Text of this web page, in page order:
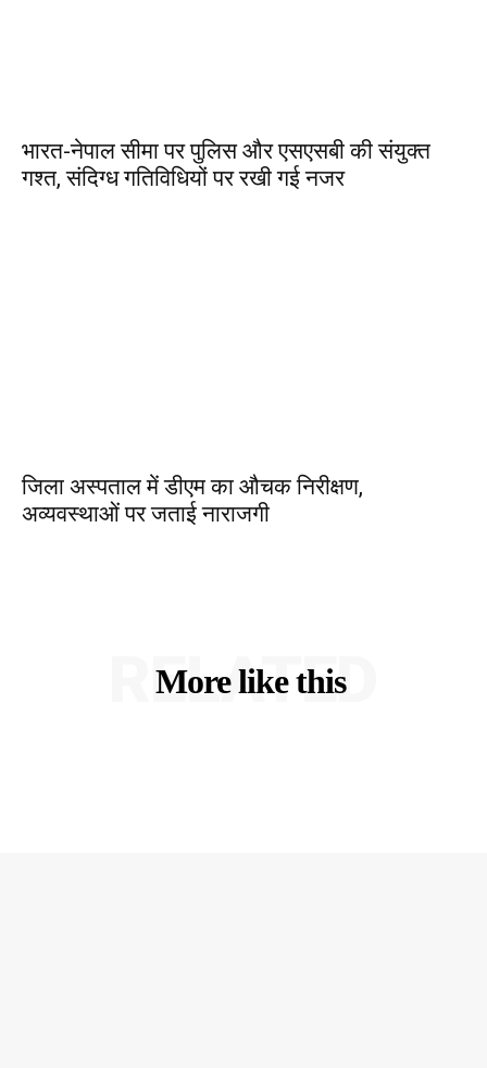
भारत-नेपाल सीमा पर पुलिस और एसएसबी की संयुक्त
गश्त, संदिग्ध गतिविधियों पर रखी गई नजर
जिला अस्पताल में डीएम का औचक निरीक्षण,
अव्यवस्थाओं पर जताई नाराजगी
More like this
RELATED